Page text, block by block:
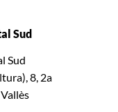
Sud
Sud
8, 2a